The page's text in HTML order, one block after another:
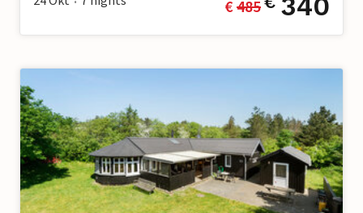
€ 485